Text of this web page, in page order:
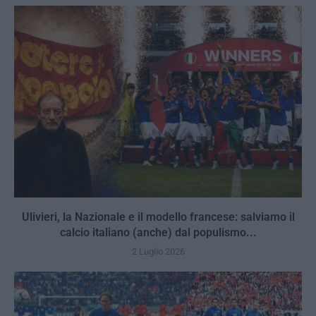
Ulivieri, la Nazionale e il modello francese: salviamo il
calcio italiano (anche) dal populismo...
2 Luglio 2026